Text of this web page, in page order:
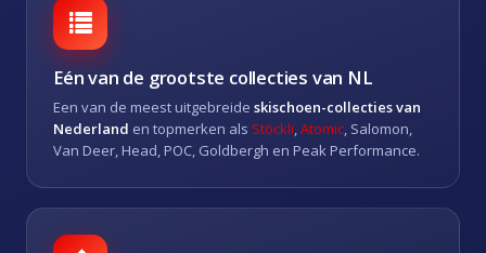
Eén van de grootste collecties van NL
Een van de meest uitgebreide skischoen-collecties van
Nederland en topmerken als Stöckli,Atomic, Salomon,
Van Deer, Head, POC, Goldbergh en Peak Performance.